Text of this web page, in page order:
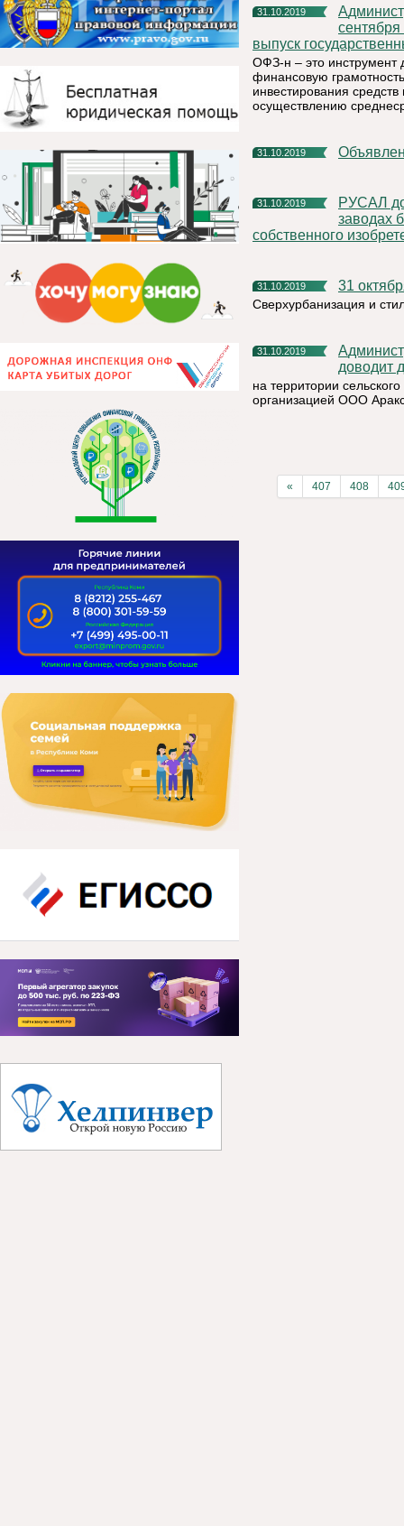
31.10.2019
Администрация МР «Княжпогостский» сообщает, что с
выпуск
ОФЗ-н – это инструмент
финансовую
инвестирования
осуществлению
31.10.2019
31.10.2019
РУСАЛ до 2025 года завершит установку на алюминиевых
заводах
собственного
31.10.2019 31
Сверхурбанизация и
31.10.2019
Администрация муниципального района «Княжпогостский»
доводит
на территории
организацией ООО
« 407 408